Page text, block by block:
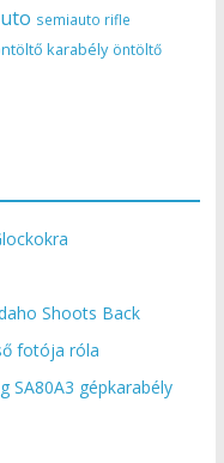
semiauto rifle
karabély öntöltő
Shoots Back
fotója róla
SA80A3 gépkarabély